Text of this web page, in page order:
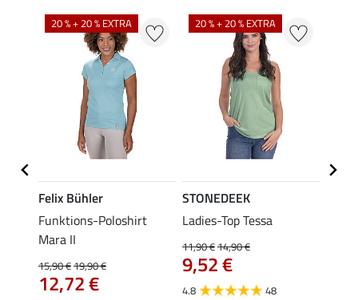
20 % + 20 % EXTRA
Felix Bühler
Funktions-Poloshirt
Mara II
15,90 €19,90 €
12,72 €
20 % + 20 % EXTRA
STONEDEEK
Ladies-Top Tessa
11,90 €14,90 €
9,52 €
4.8 48